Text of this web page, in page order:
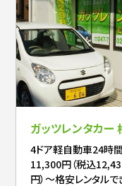
ガッツレンタカー
4ドア軽自動車24時
11,300円（税込
円）～格安レンタル